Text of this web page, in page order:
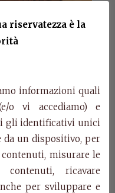
Venezia
riservatezza è la
informazioni quali
o vi accediamo) e
gli identificativi unici
un dispositivo, per
misurare le
ricavare
per sviluppare e